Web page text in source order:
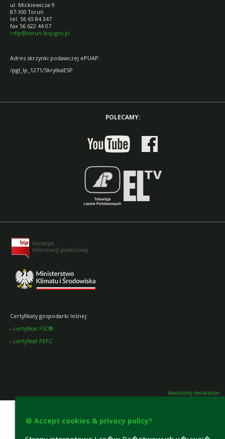
ul. Mickiewicza 9
87-100 Toruń
tel. 56 65 84 347
fax 56 622 44 07
rdlp@torun.lasy.gov.pl
Adres skrzynki podawczej ePUAP:
/pgl_lp_1271/SkrytkaESP
POLECAMY:
Certyfikaty gospodarki leśnej:
- certyfikat FSC®
- certyfikat PEFC
Accesibility declaration
🍪 Accept cookies & privacy policy?